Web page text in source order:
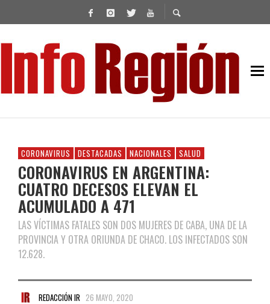
CORONAVIRUS DESTACADAS NACIONALES SALUD
CORONAVIRUS EN ARGENTINA:
CUATRO DECESOS ELEVAN EL
ACUMULADO A 471
LAS VÍCTIMAS FATALES SON DOS MUJERES DE CABA, UNA DE LA
PROVINCIA Y OTRA ORIUNDA DE CHACO. LOS INFECTADOS SON
12.628.
REDACCIÓN IR 26 MAYO, 2020